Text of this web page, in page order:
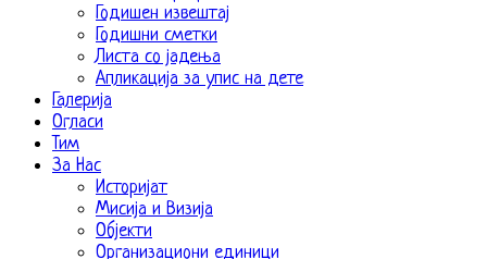
Годишен извештај
Годишни сметки
Листа со јадења
Апликација за упис на дете
Галерија
Огласи
Тим
За Нас
Историјат
Мисија и Визија
Објекти
Организациони единици